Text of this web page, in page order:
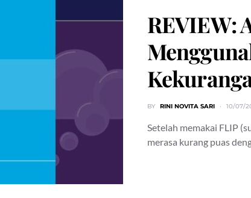
REVIEW:
BY RINI NOVITA SARI 10/07/
Setelah memakai FLIP
merasa kurang puas